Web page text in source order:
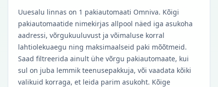
Uuesalu linnas on 1 pakiautomaati Omniva. Kõigi
pakiautomaatide nimekirjas allpool näed iga asukoha
aadressi, võrgukuuluvust ja võimaluse korral
lahtiolekuaegu ning maksimaalseid paki mõõtmeid.
Saad filtreerida ainult ühe võrgu pakiautomaate, kui
sul on juba lemmik teenusepakkuja, või vaadata kõiki
valikuid korraga, et leida parim asukoht. Kõige